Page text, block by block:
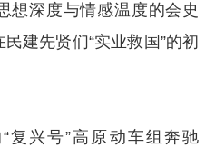
想深度与情感温度的会史
建先贤们“实业救国”的初
复兴号”高原动车组奔驰